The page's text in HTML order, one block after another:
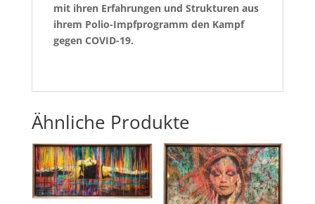
mit ihren Erfahrungen und Strukturen aus
ihrem Polio-Impfprogramm den Kampf
gegen COVID-19.
Ähnliche Produkte